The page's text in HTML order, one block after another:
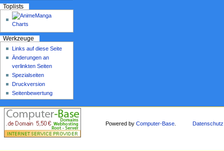
Toplists
Werkzeuge
Links auf diese Seite
Änderungen an
verlinkten Seiten
Spezialseiten
Druckversion
Seitenbewertung
Powered byComputer-Base Datenschutz